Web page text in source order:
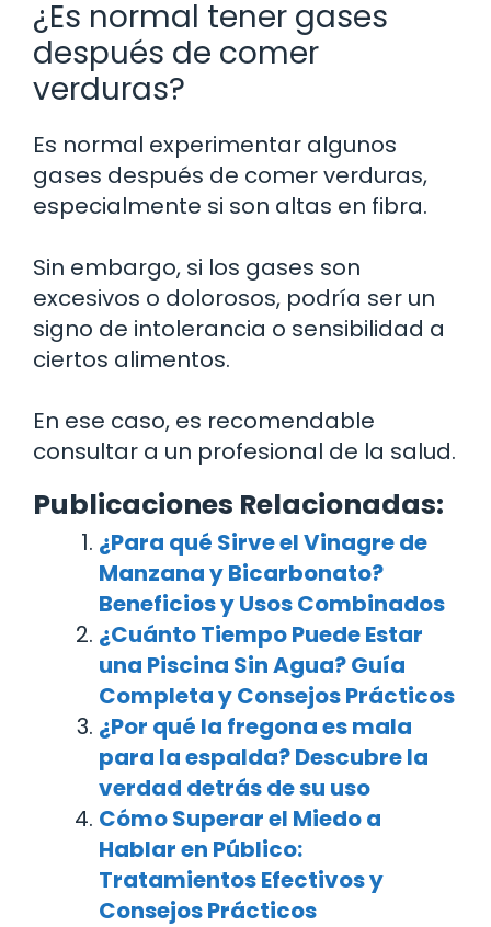
¿Es normal tener gases
después de comer
verduras?
Es normal experimentar algunos
gases después de comer verduras,
especialmente si son altas en fibra.
Sin embargo, si los gases son
excesivos o dolorosos, podría ser un
signo de intolerancia o sensibilidad a
ciertos alimentos.
En ese caso, es recomendable
consultar a un profesional de la salud.
Publicaciones Relacionadas:
¿Para qué Sirve el Vinagre de
Manzana y Bicarbonato?
Beneficios y Usos Combinados
¿Cuánto Tiempo Puede Estar
una Piscina Sin Agua? Guía
Completa y Consejos Prácticos
¿Por qué la fregona es mala
para la espalda? Descubre la
verdad detrás de su uso
Cómo Superar el Miedo a
Hablar en Público:
Tratamientos Efectivos y
Consejos Prácticos